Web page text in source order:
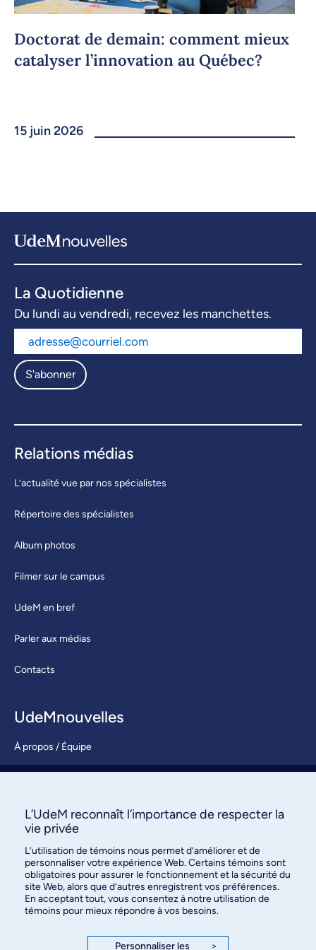
Doctorat de demain: comment mieux
catalyser l’innovation au Québec?
15 juin 2026
La Quotidienne
Du lundi au vendredi, recevez les manchettes.
S'abonner
Relations médias
L’actualité vue par nos spécialistes
Répertoire des spécialistes
Album photos
Filmer sur le campus
UdeM en bref
Parler aux médias
Contacts
UdeMnouvelles
À propos / Équipe
S’abonner
Bureau des communications et
des relations publiques
L’UdeM reconnaît l’importance de respecter la
vie privée
L’utilisation de témoins nous permet d’améliorer et de
personnaliser votre expérience Web. Certains témoins sont
obligatoires pour assurer le fonctionnement et la sécurité du
site Web, alors que d’autres enregistrent vos préférences.
En acceptant tout, vous consentez à notre utilisation de
témoins pour mieux répondre à vos besoins.
Personnaliser les >